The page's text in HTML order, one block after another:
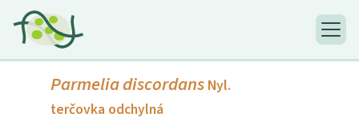
Parmelia discordans Nyl.
terčovka odchylná